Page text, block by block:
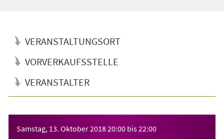
VERANSTALTUNGSORT
VORVERKAUFSSTELLE
VERANSTALTER
Samstag, 13. Oktober 201820:00 bis22:00